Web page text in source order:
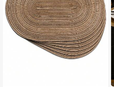
4.88 1.6K 追蹤者
4.88 1.6K 追蹤者